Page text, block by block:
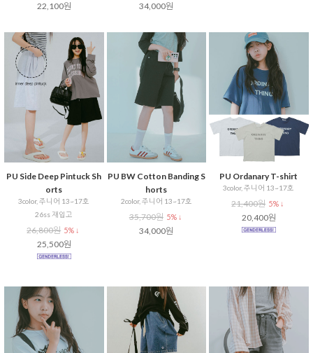
22,100원 34,000원
PU Side Deep Pintuck Sh
orts
3color, 주니어 13~17호
26ss 재입고
26,800원 5% ↓
25,500원
PU BW Cotton Banding S
horts
2color, 주니어 13~17호
35,700원 5% ↓
34,000원
PU Ordanary T-shirt
3color, 주니어 13~17호
21,400원 5% ↓
20,400원